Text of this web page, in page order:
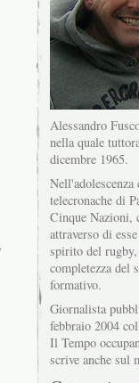
Alessandro
nella quale
dicembre 1965.
Nell'adolescenza
telecronache di
Cinque Nazioni,
attraverso di
spirito del
completezza del
formativo.
Giornalista
febbraio 2004
Il Tempo
scrive anche sul